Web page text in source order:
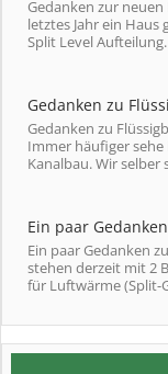
Gedanken zur
letztes Jahr ein
Split Level
Gedanken zu
Gedanken zu
Immer häufiger
Kanalbau. Wir selber
Ein paar
Ein paar Gedanken
stehen derzeit mit 2
für Luftwärme (Split-